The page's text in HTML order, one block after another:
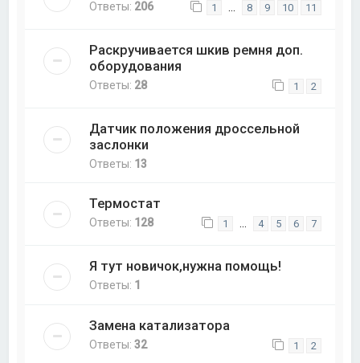
Ответы: 206 1 8 9 10 11
Раскручивается шкив ремня доп.
оборудования
Ответы: 28 1 2
Датчик положения дроссельной
заслонки
Ответы: 13
Термостат
Ответы: 128 1 … 4 5 6 7
Я тут новичок,нужна помощь!
Ответы: 1
Замена катализатора
Ответы:32 1 2